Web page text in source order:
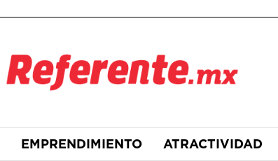
EMPRENDIMIENTO ATRACTIVIDAD